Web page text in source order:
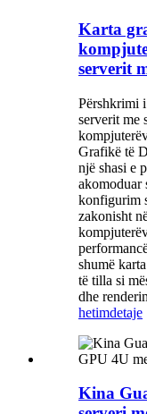
Karta
serverit
Përshkrimi
serverit me
Grafikë të
një shasi e
akomoduar
konfigurim
zakonisht
shumë
të tilla si
dhe
hetimdetaje
Kina